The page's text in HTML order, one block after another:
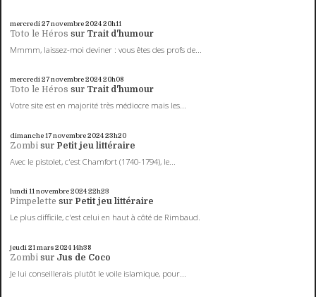
mercredi 27novembre 202420h11
Toto le Héros sur Trait d'humour
Mmmm, laissez-moi deviner : vous êtes des profs de...
mercredi 27novembre 202420h08
Toto le Héros sur Trait d'humour
Votre site est en majorité très médiocre mais les...
dimanche 17novembre 202423h20
Zombi sur Petit jeu littéraire
Avec le pistolet, c'est Chamfort (1740-1794), le...
lundi 11novembre 202422h23
Pimpelette sur Petit jeu littéraire
Le plus difficile, c'est celui en haut à côté de Rimbaud.
jeudi 21 mars 202414h38
Zombi sur Jus de Coco
Je lui conseillerais plutôt le voile islamique, pour...